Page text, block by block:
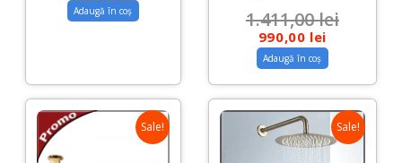
Adaugă în coș 1.411,00lei
990,00 lei
Adaugă în coș
Sale! Sale!